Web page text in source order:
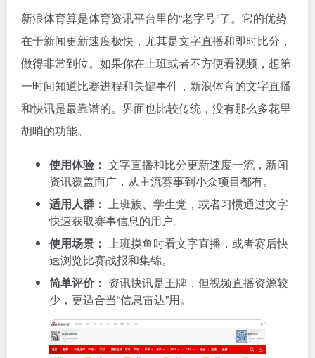
新浪体育算是体育资讯平台里的“老字号”了。它的优势
在于新闻更新速度极快，尤其是文字直播和即时比分，
做得非常到位。如果你在上班或者不方便看视频，想第
一时间知道比赛进程和关键事件，新浪体育的文字直播
和快讯是最靠谱的。界面也比较传统，没有那么多花里
胡哨的功能。
使用体验： 文字直播和比分更新速度一流，新闻
资讯覆盖面广，从主流赛事到小众项目都有。
适用人群： 上班族、学生党，或者习惯通过文字
快速获取赛事信息的用户。
使用场景： 上班摸鱼时看文字直播，或者赛后快
速浏览比赛战报和集锦。
简单评价： 资讯快讯是王牌，但视频直播资源较
少，更适合当“信息雷达”用。